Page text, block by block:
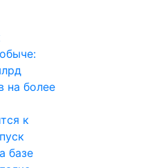
на более
к
базе